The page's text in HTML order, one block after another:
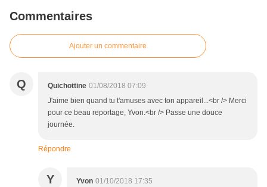
Commentaires
Ajouter un commentaire
Q Quichottine 01/08/2018 07:09
J'aime bien quand tu t'amuses avec ton appareil...<br /> Merci
pour ce beau reportage, Yvon.<br /> Passe une douce
journée.
Répondre
Y Yvon 01/10/2018 17:35